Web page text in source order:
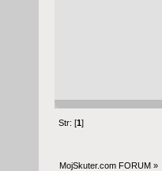
Str: [1]
MojSkuter.com FORUM »